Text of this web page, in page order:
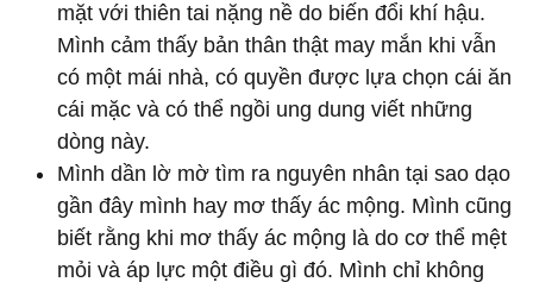
mặt với thiên tai nặng nề do biến đổi khí hậu.
Mình cảm thấy bản thân thật may mắn khi vẫn
có một mái nhà, có quyền được lựa chọn cái ăn
cái mặc và có thể ngồi ung dung viết những
dòng này.
Mình dần lờ mờ tìm ra nguyên nhân tại sao dạo
gần đây mình hay mơ thấy ác mộng. Mình cũng
biết rằng khi mơ thấy ác mộng là do cơ thể mệt
mỏi và áp lực một điều gì đó. Mình chỉ không